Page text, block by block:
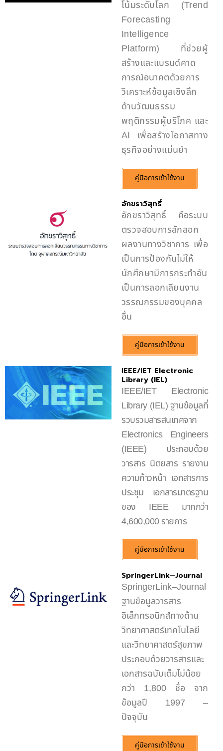
โน้มระดับโลก (Trend
Forecasting
Intelligence
Platform) ที่ช่วยผู้
สร้างและแบรนด์คาด
การณ์อนาคตด้วยการ
วิเคราะห์ข้อมูลเชิงลึก
ด้านวัฒนธรรม
พฤติกรรมผู้บริโภค และ
AI เพื่อสร้างโอกาสทาง
ธุรกิจอย่างแม่นยำ
คู่มือการเข้าใช้งาน
อักขราวิสุทธิ์
อักขราวิสุทธิ์ คือระบบ
ตรวจสอบการลักลอก
ผลงานทางวิชาการ เพื่อ
เป็นการป้องกันไม่ให้
นักศึกษามีการกระทำอัน
เป็นการลอกเลียนงาน
วรรณกรรมของบุคคล
อื่น
คู่มือการเข้าใช้งาน
IEEE/IET Electronic
Library (IEL)
IEEE/IET Electronic
Library (IEL) ฐานข้อมูลที่
รวบรวมสารสนเทศจาก
Electronics Engineers
(IEEE) ประกอบด้วย
วารสาร นิตยสาร รายงาน
ความก้าวหน้า เอกสารการ
ประชุม เอกสารมาตรฐาน
ของ IEEE มากกว่า
4,600,000 รายการ
คู่มือการเข้าใช้งาน
SpringerLink–Journal
SpringerLink–Journal
ฐานข้อมูลวารสาร
อิเล็กทรอนิกส์ทางด้าน
วิทยาศาสตร์เทคโนโลยี
และวิทยาศาสตร์สุขภาพ
ประกอบด้วยวารสารและ
เอกสารฉบับเต็มไม่น้อย
กว่า 1,800 ชื่อ จาก
ข้อมูลปี 1997 –
ปัจจุบัน
คู่มือการเข้าใช้งาน